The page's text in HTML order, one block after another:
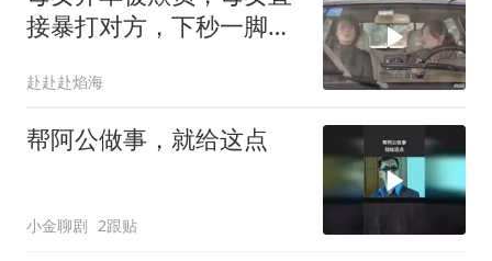
接暴打对方，下秒一脚油
赴赴赴焰海
帮阿公做事，就给这点
小金聊剧 2跟贴